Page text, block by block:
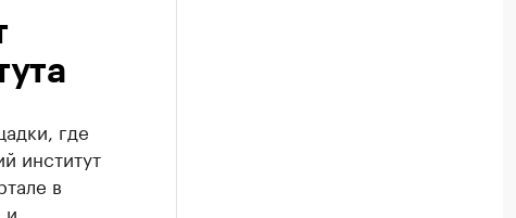
где
институт
в
и